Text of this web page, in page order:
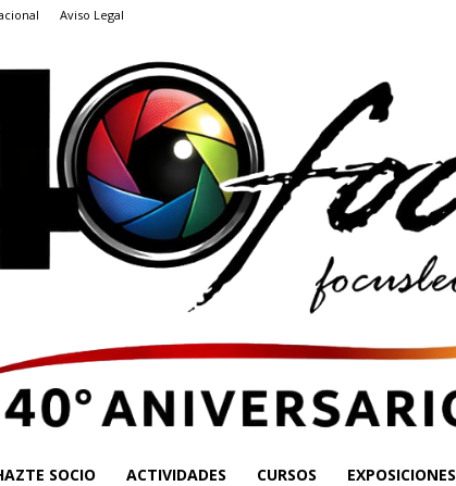
Aviso Legal
SOCIO ACTIVIDADES CURSOS EXPOSICIONES